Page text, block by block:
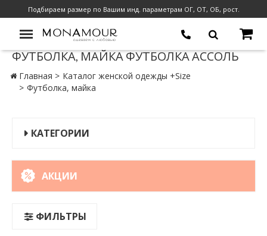
Подбираем размер по Вашим инд. параметрам ОГ, ОТ, ОБ, рост.
ФУТБОЛКА, МАЙКА ФУТБОЛКА АССОЛЬ
Главная
Каталог женской одежды +Size
Футболка, майка
КАТЕГОРИИ
АКЦИИ
ФИЛЬТРЫ